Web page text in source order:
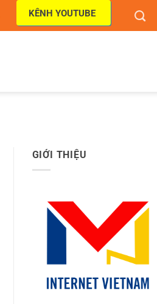
KÊNH YOUTUBE
GIỚI THIỆU